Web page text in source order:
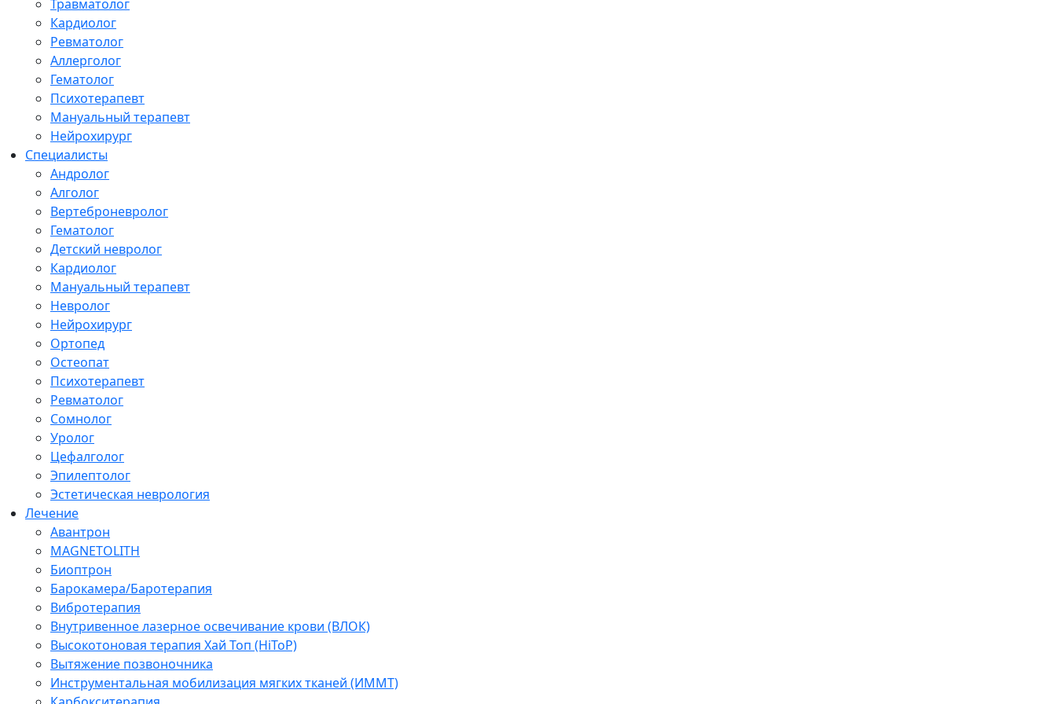
Травматолог
Кардиолог
Ревматолог
Аллерголог
Гематолог
Психотерапевт
Мануальный терапевт
Нейрохирург
Специалисты
Андролог
Алголог
Вертеброневролог
Гематолог
Детский невролог
Кардиолог
Мануальный терапевт
Невролог
Нейрохирург
Ортопед
Остеопат
Психотерапевт
Ревматолог
Сомнолог
Уролог
Цефалголог
Эпилептолог
Эстетическая неврология
Лечение
Авантрон
MAGNETOLITH
Биоптрон
Барокамера/Баротерапия
Вибротерапия
Внутривенное лазерное освечивание крови (ВЛОК)
Высокотоновая терапия Хай Топ (HiToP)
Вытяжение позвоночника
Инструментальная мобилизация мягких тканей (ИММТ)